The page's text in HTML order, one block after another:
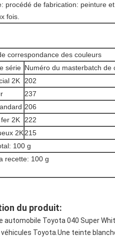
procédé de fabrication: peinture
fois.
correspondance des couleurs
série Numéro du masterbatch de
2K
202
237
206
2K
222
2K215
100 g
recette: 100 g
du produit:
automobile Toyota 040 Super
Toyota.Une teinte